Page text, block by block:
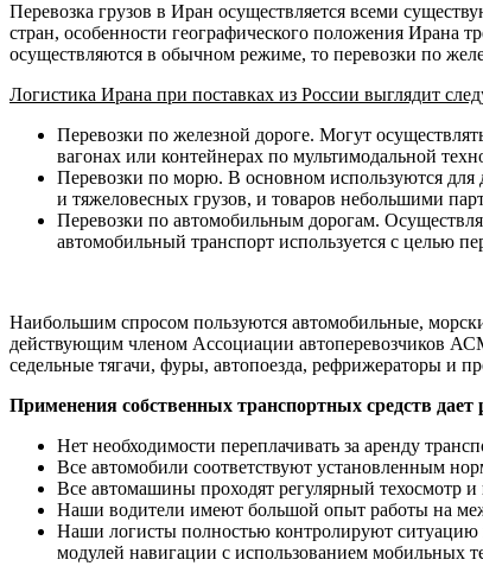
Перевозка грузов в Иран осуществляется всеми
стран, особенности географического положения Ирана
осуществляются в обычном режиме, то перевозки по
Логистика Ирана при поставках из России выглядит
Перевозки по железной дороге. Могут
вагонах или контейнерах по мультимодальной
Перевозки по морю. В основном используются для
и тяжеловесных грузов, и товаров небольшими
Перевозки по автомобильным дорогам.
автомобильный транспорт используется с целью
Наибольшим спросом пользуются автомобильные,
действующим членом Ассоциации автоперевозчиков
седельные тягачи, фуры, автопоезда, рефрижераторы и
Применения собственных транспортных средств
Нет необходимости переплачивать за аренду
Все автомобили соответствуют установленным
Все автомашины проходят регулярный техосмотр
Наши водители имеют большой опыт работы на
Наши логисты полностью контролируют
модулей навигации с использованием мобильных